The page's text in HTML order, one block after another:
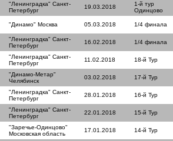
"Ленинградка" Санкт-
Петербург
19.03.2018
1-й тур
Одинцово
"Динамо" Москва 05.03.2018 1/4 финала
"Ленинградка" Санкт-
Петербург
16.02.2018 1/4 финала
"Ленинградка" Санкт-
Петербург
11.02.2018 18-й Тур
"Динамо-Метар"
Челябинск
03.02.2018 17-й Тур
"Ленинградка" Санкт-
Петербург
28.01.2018 16-й Тур
"Ленинградка" Санкт-
Петербург
22.01.2018 15-й Тур
"Заречье-Одинцово"
Московская область
17.01.2018 14-й Тур